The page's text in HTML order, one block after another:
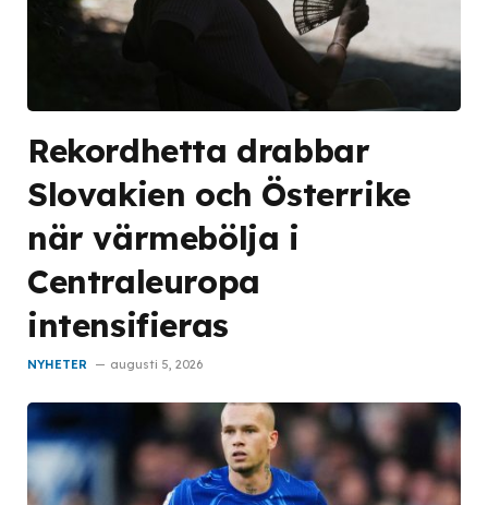
Rekordhetta drabbar
Slovakien och Österrike
när värmebölja i
Centraleuropa
intensifieras
NYHETER augusti 5, 2026